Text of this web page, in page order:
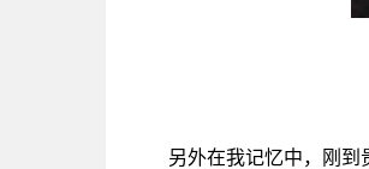
另外在我记忆中，刚到贵